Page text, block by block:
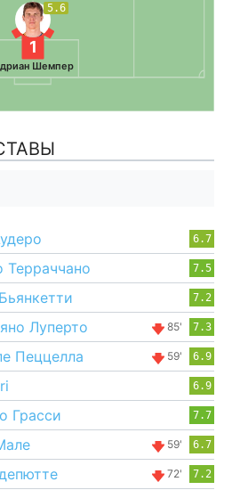
5.6
1
Шемпер
6.7
Терраччано 7.5
7.2
Луперто 85' 7.3
Пеццелла 59' 6.9
6.9
Грасси 7.7
59' 6.7
72' 7.2